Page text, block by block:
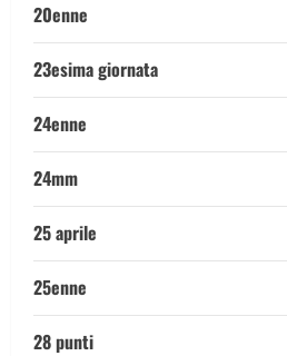
20enne
23esima giornata
24enne
24mm
25 aprile
25enne
28 punti